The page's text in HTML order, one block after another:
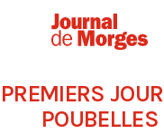
POUBELLES